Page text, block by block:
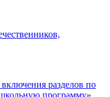
разделов по